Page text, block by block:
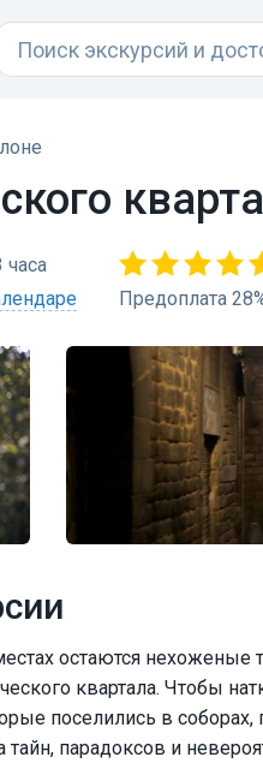
часа
Предоплата
остаются нехоженые
квартала. Чтобы
поселились в
парадоксов и